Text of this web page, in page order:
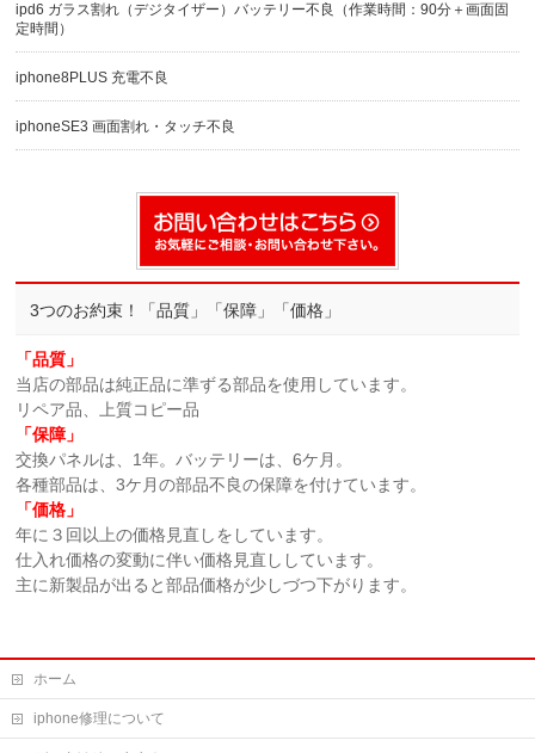
ipd6 ガラス割れ（デジタイザー）バッテリー不良（作業時間：90分＋画面固
定時間）
iphone8PLUS 充電不良
iphoneSE3 画面割れ・タッチ不良
3つのお約束！「品質」「保障」「価格」
「品質」
当店の部品は純正品に準ずる部品を使用しています。
リペア品、上質コピー品
「保障」
交換パネルは、1年。バッテリーは、6ケ月。
各種部品は、3ケ月の部品不良の保障を付けています。
「価格」
年に３回以上の価格見直しをしています。
仕入れ価格の変動に伴い価格見直ししています。
主に新製品が出ると部品価格が少しづつ下がります。
ホーム
iphone修理について